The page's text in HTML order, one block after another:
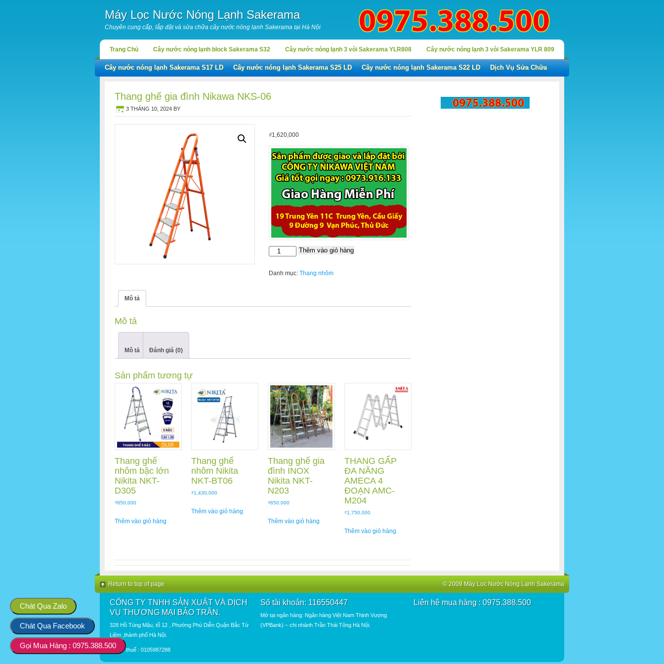
Máy Lọc Nước Nóng Lạnh Sakerama
Chuyên cung cấp, lắp đặt và sửa chữa cây nước nóng lạnh Sakerama tại Hà Nội
Trang Chủ Cây nước nóng lạnh block Sakerama S32 Cây nước nóng lạnh 3 vòi Sakerama YLR808 Cây nước nóng lạnh 3 vòi Sakerama YLR 809
Cây nước nóng lạnh Sakerama S17 LD Cây nước nóng lạnh Sakerama S25 LD Cây nước nóng lạnh Sakerama S22 LD Dịch Vụ Sửa Chữa
Thang ghế gia đình Nikawa NKS-06
3 THÁNG 10, 2024 BY
₫1,620,000
Thang
gia
Thêm vào giỏ hàng
Danh mục: Thang nhôm
Mô tả
Mô tả
Mô tả Đánh giá (0)
Sản phẩm tương tự
Thang ghế
nhôm bậc lớn
Nikita NKT-
D305
₫850,000
Thêm vào giỏ hàng
Thang ghế
nhôm Nikita
NKT-BT06
₫1,430,000
Thêm vào giỏ hàng
Thang ghế gia
đình INOX
Nikita NKT-
N203
₫650,000
Thêm vào giỏ hàng
THANG GẤP
ĐA NĂNG
AMECA 4
ĐOẠN AMC-
M204
₫1,750,000
Thêm vào giỏ hàng
Return to top of page © 2009 Máy Lọc Nước Nóng Lạnh Sakerama
CÔNG TY TNHH SẢN XUẤT VÀ DỊCH
VỤ THƯƠNG MẠI BẢO TRẦN.
328 Hồ Tùng Mậu, tổ 12 , Phường Phú Diễn Quận Bắc Từ
Liêm ,thành phố Hà Nội.
Mã số thuế : 0105987288
Số tài khoản: 116550447
Mở tại ngân hàng: Ngân hàng Việt Nam Thịnh Vượng
(VPBank) – chi nhánh Trần Thái Tông Hà Nội.
Liên hệ mua hàng : 0975.388.500
Chát Qua Zalo
Chát Qua Facebook
Gọi Mua Hàng : 0975.388.500